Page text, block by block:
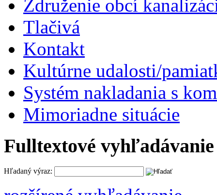
Združenie obcí
Tlačivá
Kontakt
Kultúrne udalosti/
Systém nakladania s
Mimoriadne situácie
Fulltextové vyhľadávanie
Hľadaný výraz: